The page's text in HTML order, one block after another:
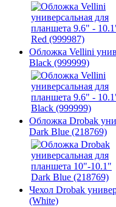
Обложка Vellini
Black (999999)
Обложка Drobak
Dark Blue (218769)
Чехол Drobak
(White)